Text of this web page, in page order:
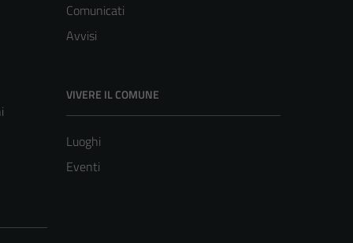
Comunicati
Avvisi
VIVERE IL COMUNE
Luoghi
Eventi